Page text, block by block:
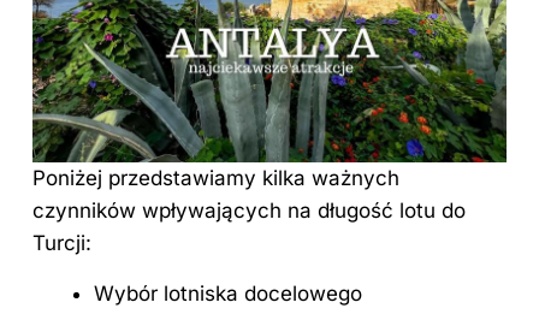
Poniżej przedstawiamy kilka ważnych
czynników wpływających na długość lotu do
Turcji:
Wybór lotniska docelowego